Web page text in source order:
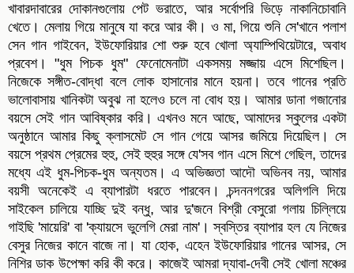
খাবারদাবারের দোকানগুলোয় পেট ভরাতে, আর সর্বোপরি ভিড়ে নাকানিচোবানি
খেতে। মেলায় গিয়ে মানুষে যা করে আর কী। ও মা, গিয়ে শুনি সে'খানে পলাশ
সেন গান গাইবেন, ইউফোরিয়ার শো শুরু হবে খোলা অ্যাম্পিথিয়েটারে, অবাধ
প্রবেশ। "ধুম পিচক ধুম" ফেনোমেনাটা একসময় মজ্জায় এসে মিশেছিল।
নিজেকে সঙ্গীত-বোদ্ধা বলে লোক হাসানোর মানে হয়না। তবে গানের প্রতি
ভালোবাসায় খানিকটা অবুঝ না হলেও চলে না বোধ হয়। আমার ডানা গজানোর
বয়সে সেই গান আবিষ্কার করি। এখনও মনে আছে, আমাদের স্কুলের একটা
অনুষ্ঠানে আমার কিছু ক্লাসমেট সে গান গেয়ে আসর জমিয়ে দিয়েছিল। সে
বয়সে প্রথম প্রেমের হুহু, সেই হুহুর সঙ্গে যে'সব গান এসে মিশে গেছিল, তাদের
মধ্যে এই ধুম-পিচক-ধুম অন্যতম। এ অভিজ্ঞতা আদৌ অভিনব নয়, আমার
বয়সী অনেকেই এ ব্যাপারটা ধরতে পারবেন। চন্দননগরের অলিগলি দিয়ে
সাইকেল চালিয়ে যাচ্ছি দুই বন্ধু, আর দু'জনে বিশ্রী বেসুরো গলায় চিল্লিয়ে
গাইছি 'মায়েরি' বা 'ক্যায়সে ভুলেগি মেরা নাম'। স্বস্তির ব্যাপার হল যে নিজের
বেসুর নিজের কানে বাজে না। যা হোক, এহেন ইউফোরিয়ার গানের আসর, সে
নিশির ডাক উপেক্ষা করি কী করে। কাজেই আমরা দ্যাবা-দেবী সেই খোলা মঞ্চের